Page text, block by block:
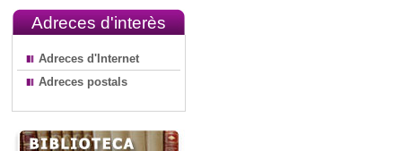
Adreces d'interès
Adreces d'Internet
Adreces postals